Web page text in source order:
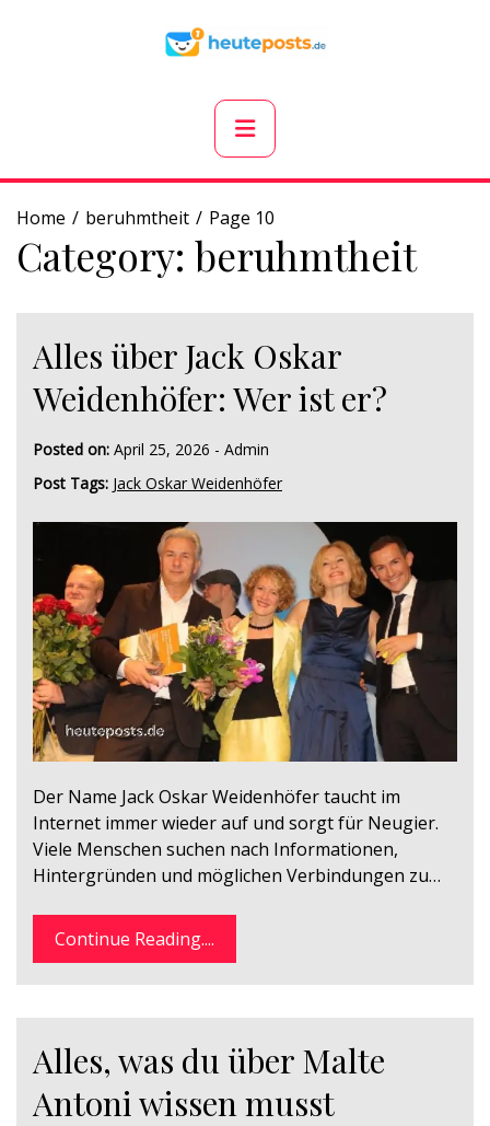
Primary
Menu
Home beruhmtheit Page 10
Category: beruhmtheit
Alles über Jack Oskar
Weidenhöfer: Wer ist er?
Posted on: April 25, 2026 - Admin
Post Tags: Jack Oskar Weidenhöfer
Der Name Jack Oskar Weidenhöfer taucht im
Internet immer wieder auf und sorgt für Neugier.
Viele Menschen suchen nach Informationen,
Hintergründen und möglichen Verbindungen zu…
Continue Reading....
Alles, was du über Malte
Antoni wissen musst